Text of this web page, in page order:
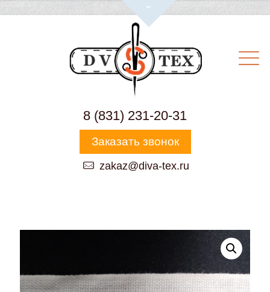
8 (831) 231-20-31
Заказать звонок
zakaz@diva-tex.ru